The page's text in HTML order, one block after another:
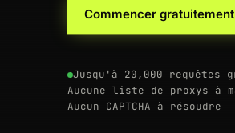
Commencer gratuitement
Jusqu'à 20,000 requêtes
Aucune liste de proxys à
Aucun CAPTCHA à résoudre